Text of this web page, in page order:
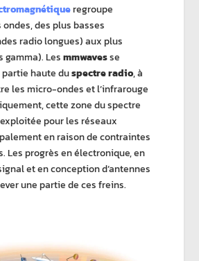
regroupe
ondes, des plus basses
radio longues) aux plus
gamma). Lesmmwavesse
haute duspectre radio, à
les micro-ondes et l’infrarouge
cette zone du spectre
pour les réseaux
en raison de contraintes
Les progrès en électronique, en
et en conception d’antennes
une partie de ces freins.